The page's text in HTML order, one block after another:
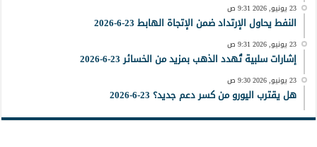
23 يونيو, 2026 9:31 ص
النفط يحاول الإرتداد ضمن الإتجاة الهابط 23-6-2026
23 يونيو, 2026 9:31 ص
إشارات سلبية تُهدد الذهب بمزيد من الخسائر 23-6-2026
23 يونيو, 2026 9:30 ص
هل يقترب اليورو من كسر دعم جديد؟ 23-6-2026